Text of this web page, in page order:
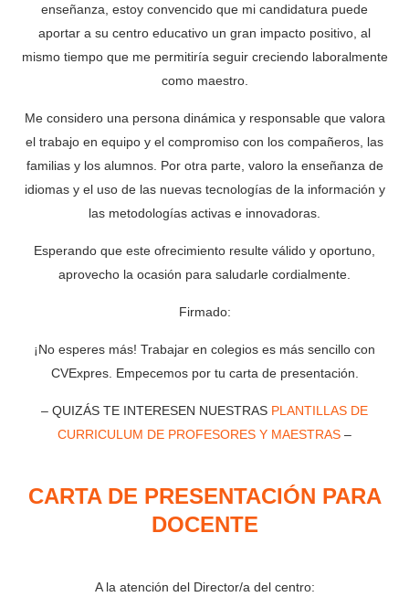
enseñanza, estoy convencido que mi candidatura puede
aportar a su centro educativo un gran impacto positivo, al
mismo tiempo que me permitiría seguir creciendo laboralmente
como maestro.
Me considero una persona dinámica y responsable que valora
el trabajo en equipo y el compromiso con los compañeros, las
familias y los alumnos. Por otra parte, valoro la enseñanza de
idiomas y el uso de las nuevas tecnologías de la información y
las metodologías activas e innovadoras.
Esperando que este ofrecimiento resulte válido y oportuno,
aprovecho la ocasión para saludarle cordialmente.
Firmado:
¡No esperes más! Trabajar en colegios es más sencillo con
CVExpres. Empecemos por tu carta de presentación.
– QUIZÁS TE INTERESEN NUESTRAS PLANTILLAS DE
CURRICULUM DE PROFESORES Y MAESTRAS –
CARTA DE PRESENTACIÓN PARA
DOCENTE
A la atención del Director/a del centro: